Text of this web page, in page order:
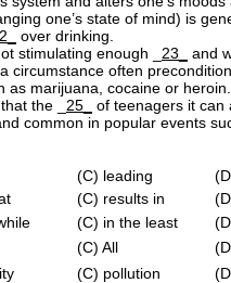
one’s state of mind) is
over drinking.
stimulating enough _ 23_
and
a circumstance often
as marijuana, cocaine or
the _ 25_
of teenagers it can
common in popular events
(C) leading
(C) results in
(C) in the least
(C) All
(C) pollution